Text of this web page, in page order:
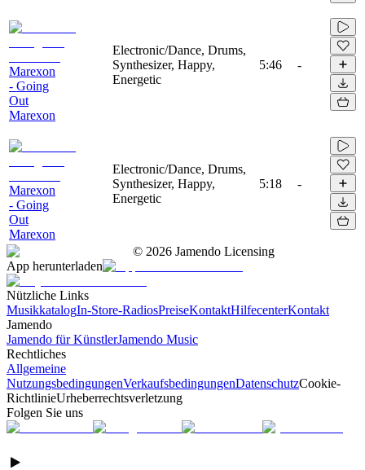
Marexon
- Going
Out
Marexon
Electronic/Dance, Drums,
Synthesizer, Happy,
Energetic
5:46 -
Marexon
- Going
Out
Marexon
Electronic/Dance, Drums,
Synthesizer, Happy,
Energetic
5:18 -
© 2026 Jamendo Licensing
App herunterladen
Nützliche Links
MusikkatalogIn-Store-RadiosPreiseKontaktHilfecenterKontakt
Jamendo
Jamendo für KünstlerJamendo Music
Rechtliches
Allgemeine
NutzungsbedingungenVerkaufsbedingungenDatenschutzCookie-
RichtlinieUrheberrechtsverletzung
Folgen Sie uns